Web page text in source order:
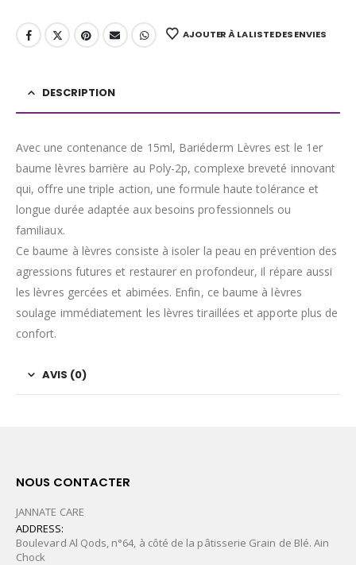
AJOUTER À LA LISTE DES ENVIES
DESCRIPTION
Avec une contenance de 15ml, Bariéderm Lèvres est le 1er
baume lèvres barrière au Poly-2p, complexe breveté innovant
qui, offre une triple action, une formule haute tolérance et
longue durée adaptée aux besoins professionnels ou
familiaux.
Ce baume à lèvres consiste à isoler la peau en prévention des
agressions futures et restaurer en profondeur, il répare aussi
les lèvres gercées et abimées. Enfin, ce baume à lèvres
soulage immédiatement les lèvres tiraillées et apporte plus de
confort.
AVIS (0)
NOUS CONTACTER
JANNATE CARE
ADDRESS:
Boulevard Al Qods, n°64, à côté de la pâtisserie Grain de Blé. Ain
Chock